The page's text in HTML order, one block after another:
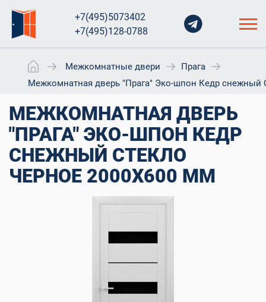
+7(495)5073402
+7(495)128-0788
Межкомнатные двери
Прага
Межкомнатная дверь "Прага" Эко-шпон Кедр снежный
МЕЖКОМНАТНАЯ ДВЕРЬ
"ПРАГА" ЭКО-ШПОН КЕДР
СНЕЖНЫЙ СТЕКЛО
ЧЕРНОЕ 2000X600 ММ